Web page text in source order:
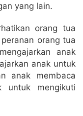
yang lain.
orang tua
peranan orang tua
anak
anak untuk
anak membaca
untuk mengikuti